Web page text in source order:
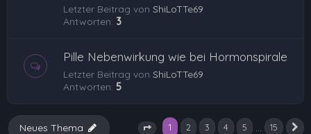
Letzter Beitrag von ShiLoTTe69
Antworten: 3
Pille Nebenwirkung wie bei Hormonspirale
Letzter Beitrag von ShiLoTTe69
Antworten: 5
Seite 1 von 15
1 2 3 4 5 … 15
Neues Thema